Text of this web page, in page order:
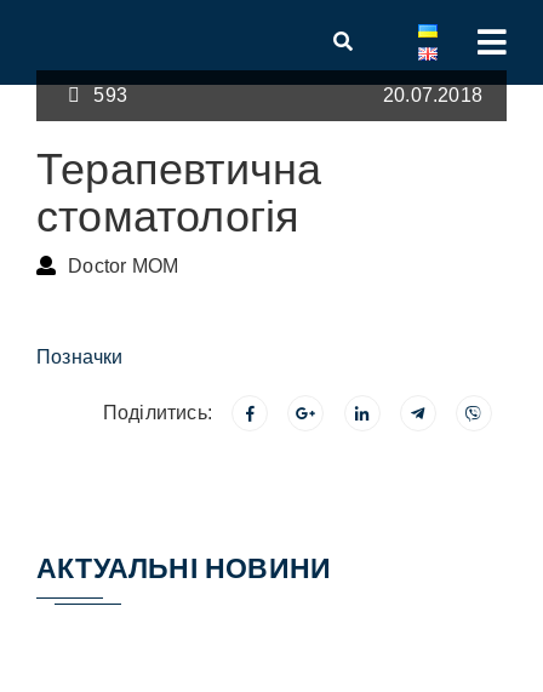
593 20.07.2018
Терапевтична
стоматологія
Doctor MOM
Позначки
Поділитись:
АКТУАЛЬНІ НОВИНИ